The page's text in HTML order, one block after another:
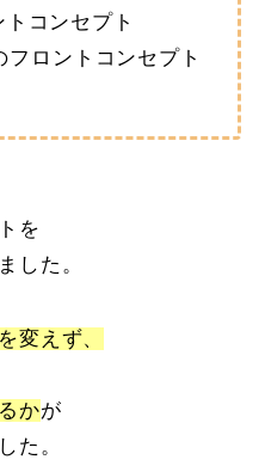
トコンセプト
フロントコンセプト
を
した。
変えず、
かが
た。